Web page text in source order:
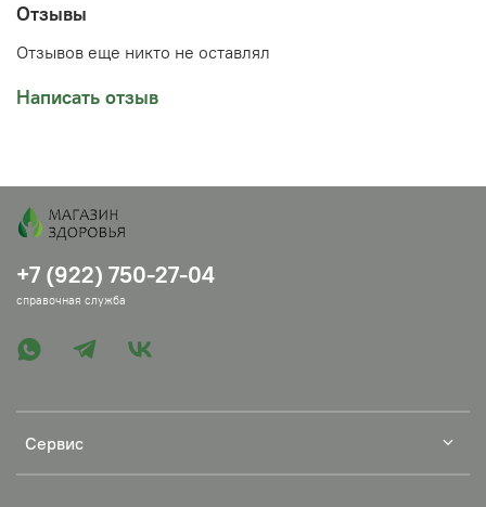
тактильный контроль. Пальцы находятся близко к
Длинная ручка: обеспечивает классический
удобный хват и максимальный рычаг. Идеальна
для работы на плотных, глубоких мышечных слоях
Где и для каких процедур используются эти размеры?
отделы)
: освобождение зажатых нервных
Крупные и средние суставы: рассечение спаек и
капсулы сустава при артрозе колена (гонартроз),
Мышечно-связочные патологии: устранение
Отзывы
Отзывов еще никто не оставлял
Написать отзыв
Сервис
+7 (922) 750-27-04
справочная служба